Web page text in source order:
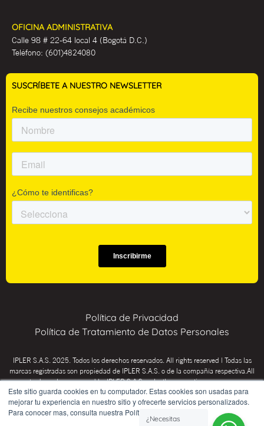
Este sitio guarda cookies en tu computador. Estas cookies son usadas para
mejorar tu experiencia en nuestro sitio y ofrecerte servicios personalizados.
Para conocer mas, consulta nuestra Política de Privacidad.
OFICINA ADMINISTRATIVA
Calle 98 # 22-64 local 4 (Bogotá D.C.)
Teléfono: (601)4824080
SUSCRÍBETE A NUESTRO NEWSLETTER
Política de Privacidad
Política de Tratamiento de Datos Personales
IPLER S.A.S. 2025. Todos los derechos reservados. All rights reserved | Todas las
marcas registradas son propiedad de IPLER S.A.S. o de la compañía respectiva.All
trademarks are owned by IPLER S.A.S. or by the respective company.
INSTITUTO PSICOTÉCNICO IPLER: Educación para el trabajo y el desarrollo
humano (CHICÓ Res. SED 02-0036, Inspección y vigilancia Secretaría de
Educación de Bogotá D.C.) y Educación Informal (no conduce a título o certificado).
¿Necesitas